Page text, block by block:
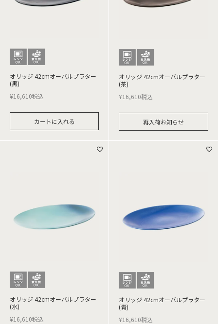
オリッジ 42cmオーバルプラター
(黒)
¥16,610税込
カートに入れる
オリッジ 42cmオーバルプラター
(茶)
¥16,610税込
再入荷お知らせ
オリッジ 42cmオーバルプラター
(水)
¥16,610税込
オリッジ 42cmオーバルプラター
(青)
¥16,610税込